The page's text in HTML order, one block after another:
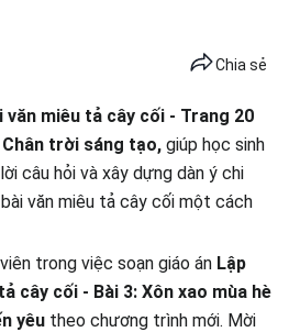
Chia sẻ
văn miêu tả cây cối - Trang 20
Chân trời sáng tạo, giúp học sinh
câu hỏi và xây dựng dàn ý chi
văn miêu tả cây cối một cách
trong việc soạn giáo án Lập
cây cối - Bài 3: Xôn xao mùa hè
yêu theo chương trình mới. Mời